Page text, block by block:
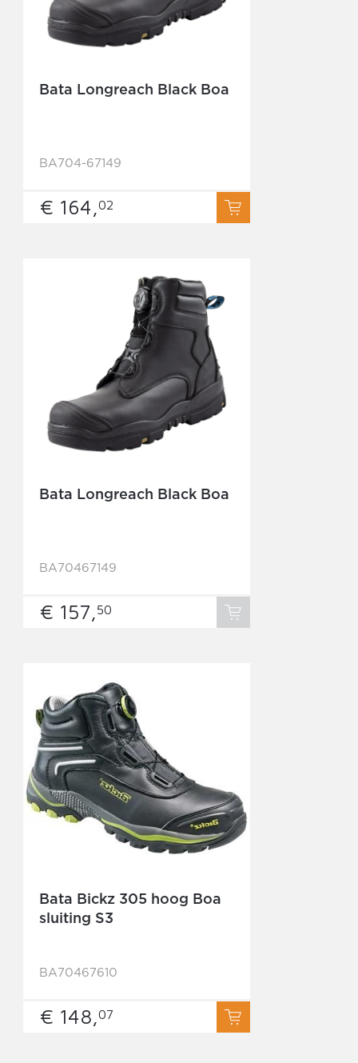
Bata Longreach Black Boa
BA704-67149
€ 164,02
Bata Longreach Black Boa
BA70467149
€ 157,50
Bata Bickz 305 hoog Boa
sluiting S3
BA70467610
€ 148,07